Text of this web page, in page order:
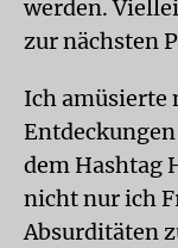
werden.
zur nächsten
Ich amüsierte
dem Hashtag
nicht nur ich
Absurditäten